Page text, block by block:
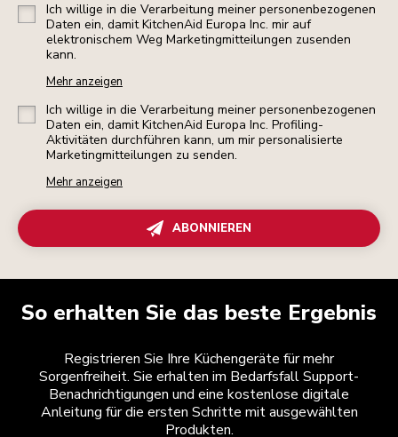
Ich willige in die Verarbeitung meiner personenbezogenen
Daten ein, damit KitchenAid Europa Inc. mir auf
elektronischem Weg Marketingmitteilungen zusenden
kann.
Mehr anzeigen
Ich willige in die Verarbeitung meiner personenbezogenen
Daten ein, damit KitchenAid Europa Inc. Profiling-
Aktivitäten durchführen kann, um mir personalisierte
Marketingmitteilungen zu senden.
Mehr anzeigen
ABONNIEREN
So erhalten Sie das beste Ergebnis
Registrieren Sie Ihre Küchengeräte für mehr
Sorgenfreiheit. Sie erhalten im Bedarfsfall Support-
Benachrichtigungen und eine kostenlose digitale
Anleitung für die ersten Schritte mit ausgewählten
Produkten.